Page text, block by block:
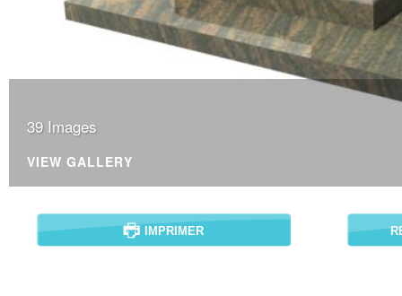
39 Images
VIEW GALLERY
IMPRIMER